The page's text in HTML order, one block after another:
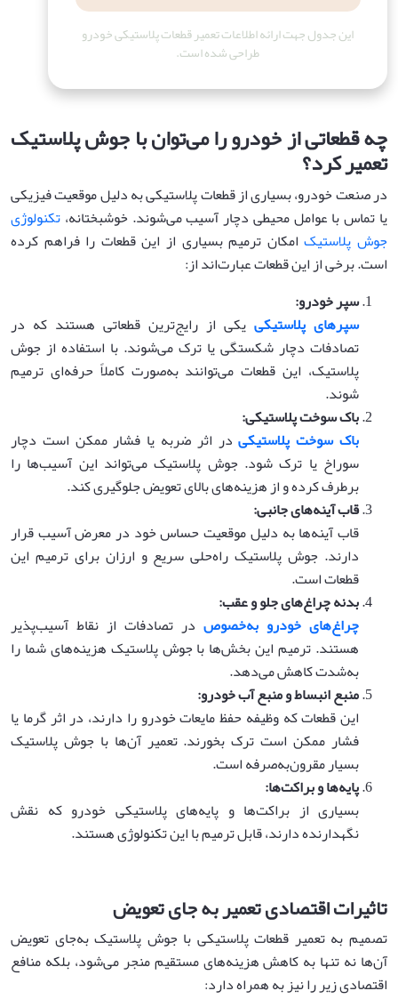
این جدول جهت ارائه اطلاعات تعمیر قطعات پلاستیکی خودرو
طراحی شده است.
چه قطعاتی از خودرو را می‌توان با جوش پلاستیک
تعمیر کرد؟
در صنعت خودرو، بسیاری از قطعات پلاستیکی به دلیل موقعیت فیزیکی
یا تماس با عوامل محیطی دچار آسیب می‌شوند. خوشبختانه،تکنولوژی
جوش پلاستیکامکان ترمیم بسیاری از این قطعات را فراهم کرده
است. برخی از این قطعات عبارت‌اند از:
سپر خودرو:
سپرهای پلاستیکی یکی از رایج‌ترین قطعاتی هستند که در
تصادفات دچار شکستگی یا ترک می‌شوند. با استفاده از جوش
پلاستیک، این قطعات می‌توانند به‌صورت کاملاً حرفه‌ای ترمیم
شوند.
باک سوخت پلاستیکی:
باک سوخت پلاستیکیدر اثر ضربه یا فشار ممکن است دچار
سوراخ یا ترک شود. جوش پلاستیک می‌تواند این آسیب‌ها را
برطرف کرده و از هزینه‌های بالای تعویض جلوگیری کند.
قاب آینه‌های جانبی:
قاب آینه‌ها به دلیل موقعیت حساس خود در معرض آسیب قرار
دارند. جوش پلاستیک راه‌حلی سریع و ارزان برای ترمیم این
قطعات است.
بدنه چراغ‌های جلو و عقب:
چراغ‌های خودرو به‌خصوص در تصادفات از نقاط آسیب‌پذیر
هستند. ترمیم این بخش‌ها با جوش پلاستیک هزینه‌های شما را
به‌شدت کاهش می‌دهد.
منبع انبساط و منبع آب خودرو:
این قطعات که وظیفه حفظ مایعات خودرو را دارند، در اثر گرما یا
فشار ممکن است ترک بخورند. تعمیر آن‌ها با جوش پلاستیک
بسیار مقرون‌به‌صرفه است.
پایه‌ها و براکت‌ها:
بسیاری از براکت‌ها و پایه‌های پلاستیکی خودرو که نقش
نگهدارنده دارند، قابل ترمیم با این تکنولوژی هستند.
تاثیرات اقتصادی تعمیر به جای تعویض
تصمیم به تعمیر قطعات پلاستیکی با جوش پلاستیک به‌جای تعویض
آن‌ها نه تنها به کاهش هزینه‌های مستقیم منجر می‌شود، بلکه منافع
اقتصادی زیر را نیز به همراه دارد: